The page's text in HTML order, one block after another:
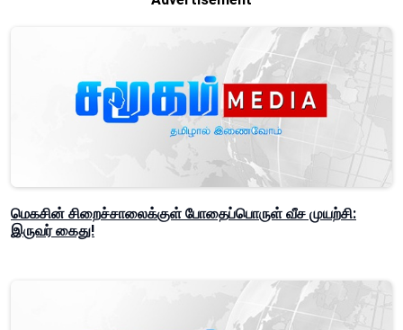
மெகசின் சிறைச்சாலைக்குள் போதைப்பொருள் வீச முயற்சி:
இருவர் கைது!